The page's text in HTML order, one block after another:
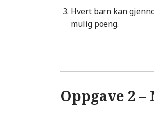
Hvert barn kan
mulig poeng.
Oppgave 2